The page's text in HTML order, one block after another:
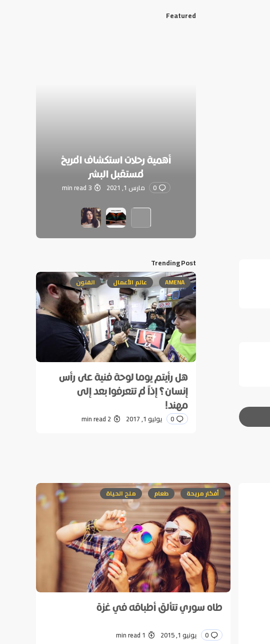
Featured
أهمية رحلات استكشاف المريخ
لمستقبل البشر
0 مارس 1, 2021 3 min read
Trending Post
AMENA عالم الأعمال الفنون
هل رأيتم يوما لوحة فنية على رأس
إنسان؟ إذاً لم تتعرفوا بعد إلى
مهند!
0 يوليو 1, 2017 2 min read
أفكار مريحة طعام ملح الحياة
طاه سوري تتألق أطباقه في غزة
0 يونيو 1, 2015 1 min read